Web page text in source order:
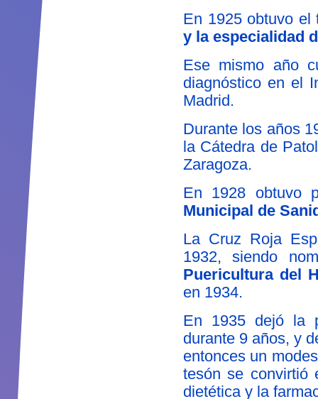
En 1925 obtuvo
y la especialidad
Ese mismo año
diagnóstico en el
Madrid.
Durante los años
la Cátedra de
Zaragoza.
En 1928 obtuvo
Municipal de
La Cruz Roja
1932, siendo
Puericultura del
en 1934.
En 1935 dejó la
durante 9 años, y
entonces un
tesón se convirtió
dietética y la